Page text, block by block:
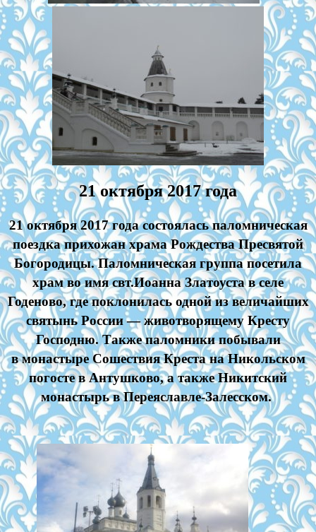
21 октября 2017 года
21 октября 2017 года состоялась паломническая
поездка прихожан храма Рождества Пресвятой
Богородицы. Паломническая группа посетила
храм во имя свт.Иоанна Златоуста в селе
Годеново, где поклонилась одной из величайших
святынь России — животворящему Кресту
Господню. Также паломники побывали
в монастыре Сошествия Креста на Никольском
погосте в Антушково, а также Никитский
монастырь в Переяславле-Залесском.